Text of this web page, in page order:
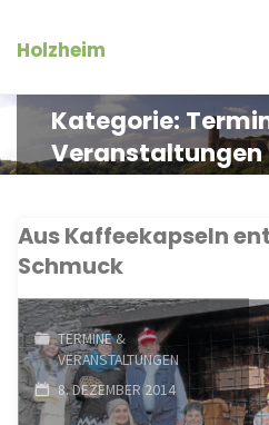
InhaltHolzheim
Kategorie:
Veranstaltungen
Aus Kaffeekapseln
Schmuck
TERMINE &
VERANSTALTUNGEN
8. DEZEMBER 2014